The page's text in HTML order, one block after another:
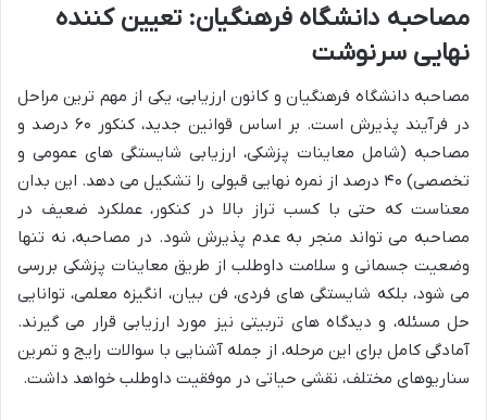
مصاحبه دانشگاه فرهنگیان: تعیین کننده
نهایی سرنوشت
مصاحبه دانشگاه فرهنگیان و کانون ارزیابی، یکی از مهم ترین مراحل
در فرآیند پذیرش است. بر اساس قوانین جدید، کنکور ۶۰ درصد و
مصاحبه (شامل معاینات پزشکی، ارزیابی شایستگی های عمومی و
تخصصی) ۴۰ درصد از نمره نهایی قبولی را تشکیل می دهد. این بدان
معناست که حتی با کسب تراز بالا در کنکور، عملکرد ضعیف در
مصاحبه می تواند منجر به عدم پذیرش شود. در مصاحبه، نه تنها
وضعیت جسمانی و سلامت داوطلب از طریق معاینات پزشکی بررسی
می شود، بلکه شایستگی های فردی، فن بیان، انگیزه معلمی، توانایی
حل مسئله، و دیدگاه های تربیتی نیز مورد ارزیابی قرار می گیرند.
آمادگی کامل برای این مرحله، از جمله آشنایی با سوالات رایج و تمرین
سناریوهای مختلف، نقشی حیاتی در موفقیت داوطلب خواهد داشت.